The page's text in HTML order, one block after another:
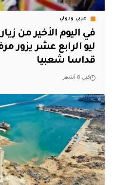
عربي ودولي
في اليوم الأخير من
ليو الرابع عشر يزور
قداسا شعبيا
قبل 8 أشهر